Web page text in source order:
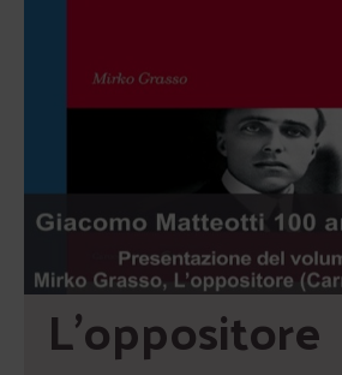
L’oppositore